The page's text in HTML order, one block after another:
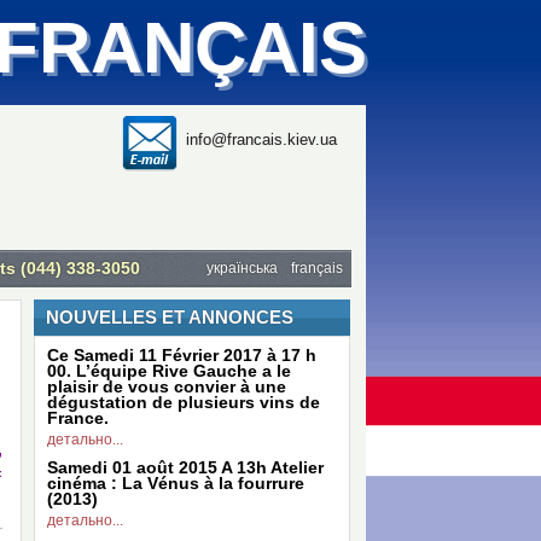
info@francais.kiev.ua
(044) 338-3050 українська français
NOUVELLES ET ANNONCES
Ce Samedi 11 Février 2017 à 17 h
00. L’équipe Rive Gauche a le
plaisir de vous convier à une
dégustation de plusieurs vins de
France.
детально...
Samedi 01 août 2015 A 13h Atelier
cinéma : La Vénus à la fourrure
(2013)
детально...